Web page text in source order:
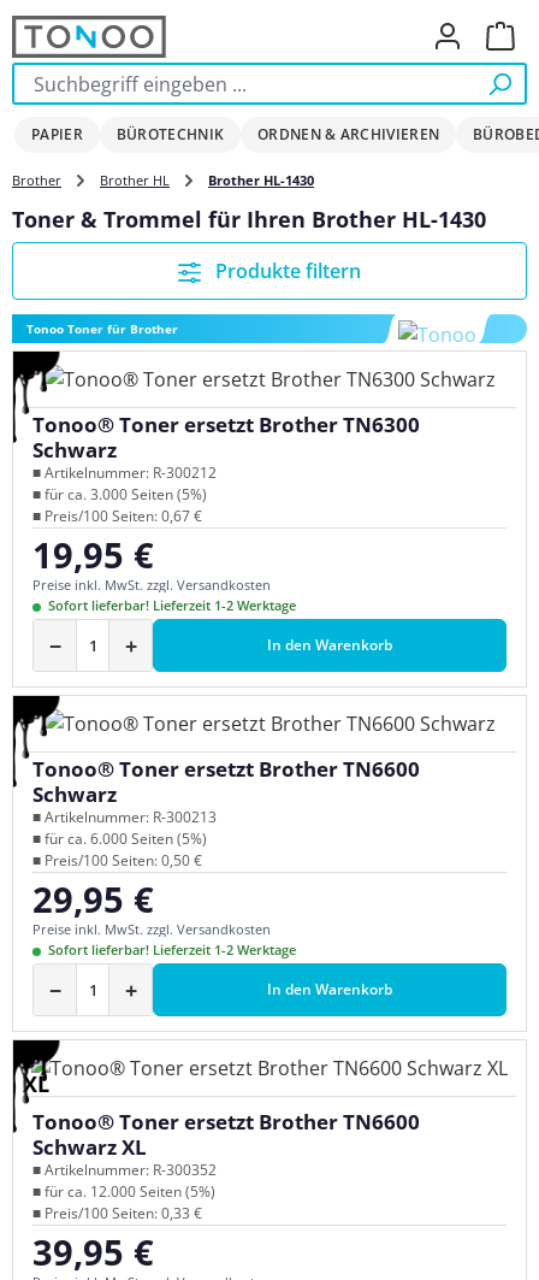
Zum Hauptinhalt springen
PAPIER BÜROTECHNIK ORDNEN & ARCHIVIEREN
Brother Brother HL Brother HL-1430
Toner & Trommel für Ihren Brother HL-1430
Produkte filtern
Tonoo Toner für Brother
Tonoo® Toner ersetzt Brother TN6300
Schwarz
■ Artikelnummer: R-300212
■ für ca. 3.000 Seiten (5%)
■ Preis/100 Seiten: 0,67 €
Regulärer Preis:
19,95 €
Preise inkl. MwSt. zzgl. Versandkosten
Sofort lieferbar! Lieferzeit 1-2 Werktage
− + In den Warenkorb
Tonoo® Toner ersetzt Brother TN6600
Schwarz
■ Artikelnummer: R-300213
■ für ca. 6.000 Seiten (5%)
■ Preis/100 Seiten: 0,50 €
Regulärer Preis:
29,95 €
Preise inkl. MwSt. zzgl. Versandkosten
Sofort lieferbar! Lieferzeit 1-2 Werktage
− + In den Warenkorb
XL
Tonoo® Toner ersetzt Brother TN6600
Schwarz XL
■ Artikelnummer: R-300352
■ für ca. 12.000 Seiten (5%)
■ Preis/100 Seiten: 0,33 €
Regulärer Preis:
39,95 €